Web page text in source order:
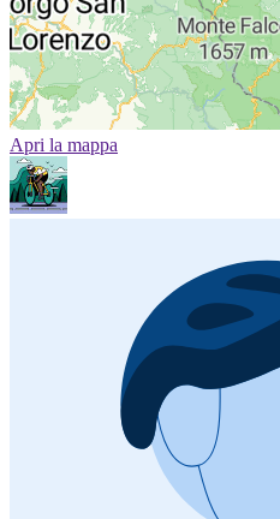
Apri la mappa